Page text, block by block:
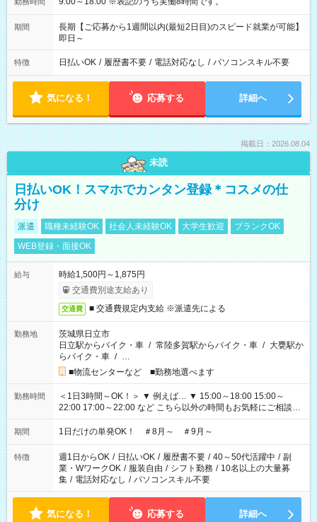
期間
長期【ご応募から1週間以内(最短2日目)のスピード就業が可能】
即日～
特徴 日払いOK / 履歴書不要 / 電話対応なし / パソコンスキル不要
気になる！ 応募する 詳細へ
掲載日：2026.08.04
未読
日払いOK！スマホでカンタン登録＊コスメの仕
分け
派遣 職種未経験OK 社会人未経験OK 大学生歓迎
ブランクOK
WEB登録・面接OK
給与
時給1,500円～1,875円
交通費別途支給あり
交通費 ■ 交通費規定内支給 ※派遣先による
勤務地
茨城県日立市
日立駅からバイク・車 / 常陸多賀駅からバイク・車 / 大甕駅か
らバイク・車 / …
■物流センターなど ■勤務地選べます
勤務時間
＜1日3時間～OK！＞ ▼ 例えば… ▼ 15:00～18:00 15:00～
22:00 17:00～22:00 など こちら以外の時間もお気軽にご相談く
ださい！
期間 1日だけの単発OK！ ＃8月～ ＃9月～
特徴 週1日からOK / 日払いOK / 履歴書不要 / 40～50代活躍中 / 副
業・WワークOK / 服装自由 / シフト勤務 / 10名以上の大量募
集 / 電話対応なし / パソコンスキル不要
気になる！ 応募する 詳細へ